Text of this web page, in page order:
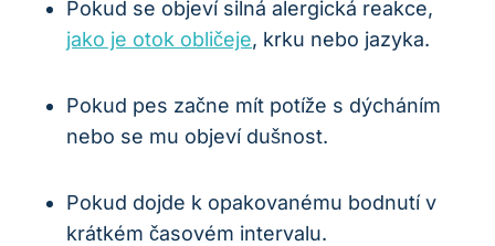
Pokud se objeví silná alergická reakce,
jako je otok obličeje, krku nebo jazyka.
Pokud pes začne mít potíže s dýcháním
nebo se mu objeví dušnost.
Pokud dojde k opakovanému bodnutí v
krátkém časovém intervalu.